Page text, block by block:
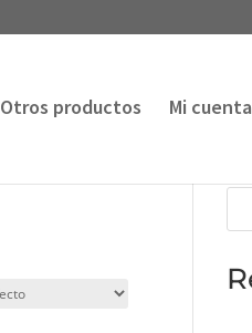
Otros productos Mi cuenta